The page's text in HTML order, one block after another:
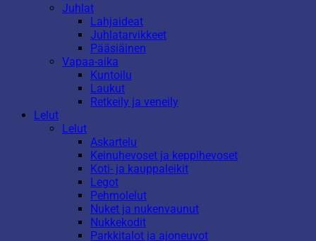
Juhlat
Lahjaideat
Juhlatarvikkeet
Pääsiäinen
Vapaa-aika
Kuntoilu
Laukut
Retkeily ja veneily
Lelut
Lelut
Askartelu
Keinuhevoset ja keppihevoset
Koti- ja kauppaleikit
Legot
Pehmolelut
Nuket ja nukenvaunut
Nukkekodit
Parkkitalot ja ajoneuvot